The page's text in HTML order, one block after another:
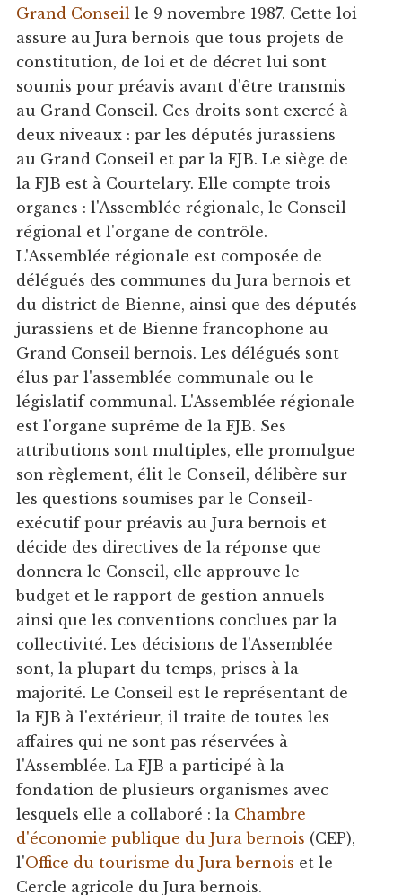
Grand Conseille 9 novembre 1987. Cette loi
assure au Jura bernois que tous projets de
constitution, de loi et de décret lui sont
soumis pour préavis avant d'être transmis
au Grand Conseil. Ces droits sont exercé à
deux niveaux : par les députés jurassiens
au Grand Conseil et par la FJB. Le siège de
la FJB est à Courtelary. Elle compte trois
organes : l'Assemblée régionale, le Conseil
régional et l'organe de contrôle.
L'Assemblée régionale est composée de
délégués des communes du Jura bernois et
du district de Bienne, ainsi que des députés
jurassiens et de Bienne francophone au
Grand Conseil bernois. Les délégués sont
élus par l'assemblée communale ou le
législatif communal. L'Assemblée régionale
est l'organe suprême de la FJB. Ses
attributions sont multiples, elle promulgue
son règlement, élit le Conseil, délibère sur
les questions soumises par le Conseil-
exécutif pour préavis au Jura bernois et
décide des directives de la réponse que
donnera le Conseil, elle approuve le
budget et le rapport de gestion annuels
ainsi que les conventions conclues par la
collectivité. Les décisions de l'Assemblée
sont, la plupart du temps, prises à la
majorité. Le Conseil est le représentant de
la FJB à l'extérieur, il traite de toutes les
affaires qui ne sont pas réservées à
l'Assemblée. La FJB a participé à la
fondation de plusieurs organismes avec
lesquels elle a collaboré : la Chambre
d'économie publique du Jura bernois (CEP),
l'Office du tourisme du Jura bernois et le
Cercle agricole du Jura bernois.